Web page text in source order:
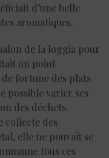
d’une belle
aromatiques.
de la loggia pour
un point
de fortune des plats
possible varier ses
des déchets.
collecte des
elle ne pouvait se
tous ces